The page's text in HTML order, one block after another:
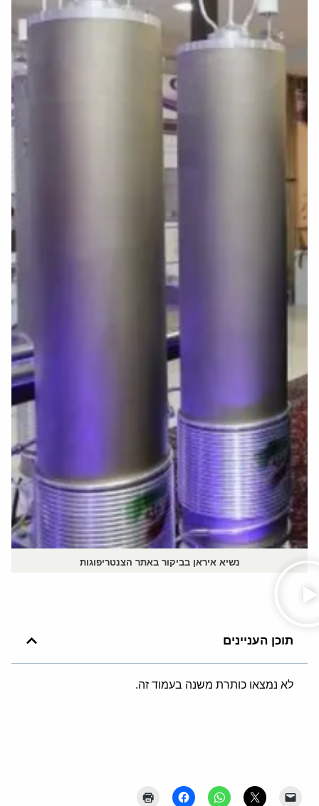
נשיא איראן בביקור באתר הצנטריפוגות
תוכן העניינים
לא נמצאו כותרת משנה בעמוד זה.